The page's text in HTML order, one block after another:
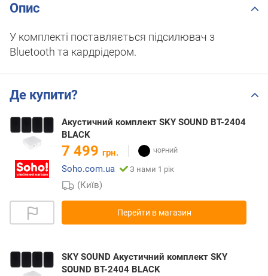
Опис
У комплекті поставляється підсилювач з
Bluetooth та кардрідером.
Де купити?
Акустичний комплект SKY SOUND BT-2404
BLACK
7 499 грн.
Soho.com.ua
З нами 1 рік
(Київ)
Перейти в магазин
SKY SOUND Акустичний комплект SKY
SOUND BT-2404 BLACK